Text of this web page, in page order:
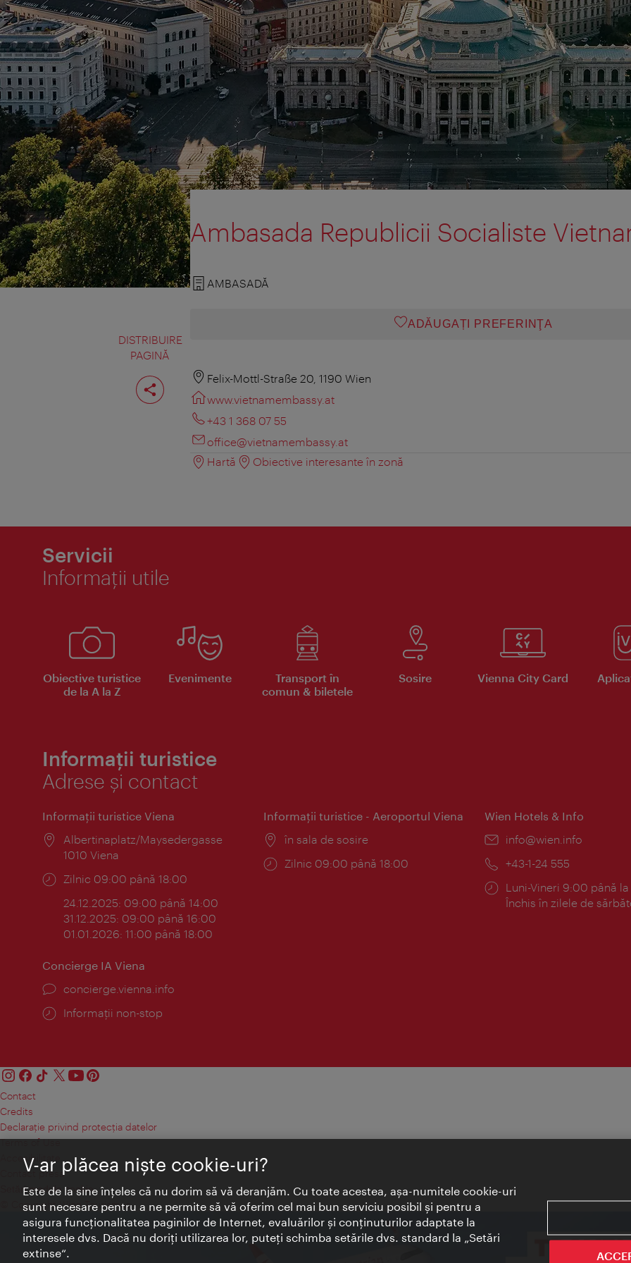
DISTRIBUIRE
PAGINĂ
Distribuiţi
pagina
Ambasada Republicii Socialiste
AMBASADĂ
ADĂUGAȚI PREFERINŢA
Felix-Mottl-Straße 20, 1190 Wien
www.vietnamembassy.at
+43 1 368 07 55
office@vietnamembassy.at
Hartă
Obiective interesante în zonă
Servicii
Informaţii utile
Obiective turistice
de la A la Z
Evenimente
Transport în
comun & biletele
Sosire Vienna City Card
Informații turistice
Adrese și contact
Informaţii turistice Viena
Locul:
Albertinaplatz/Maysedergasse
1010 Viena
Program:
Zilnic 09:00 până 18:00
24.12.2025: 09:00 până 14:00
31.12.2025: 09:00 până 16:00
01.01.2026: 11:00 până 18:00
Informaţii turistice - Aeroportul Viena
Locul:
în sala de sosire
Program:
Zilnic 09:00 până 18:00
Wien Hotels & Info
E-
info@wien.info
Telefon:
+43-1-24 555
Program:
Luni-Vineri 9:00 până la
Închis în zilele de
Concierge IA Viena
concierge.vienna.info
Informații non-stop
Contact
Credits
Declaraţie privind protecţia datelor
Terms of Use
Accesibilitate
Contact presa
Setări module cookie
© Copyright Wien Tourismus
V-ar plăcea nişte cookie-uri?
Este de la sine înţeles că nu dorim să vă deranjăm. Cu toate acestea, aşa-numitele cookie-uri
sunt necesare pentru a ne permite să vă oferim cel mai bun serviciu posibil şi pentru a
asigura funcţionalitatea paginilor de Internet, evaluărilor şi conţinuturilor adaptate la
interesele dvs. Dacă nu doriţi utilizarea lor, puteţi schimba setările dvs. standard la „Setări
extinse“.